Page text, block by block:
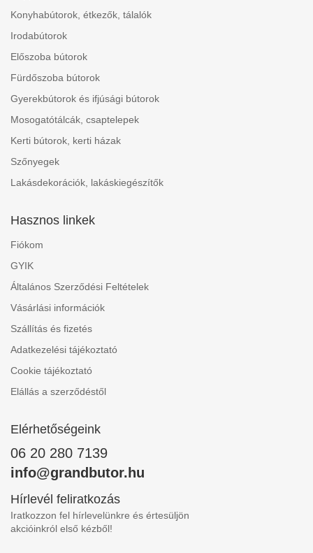
Konyhabútorok, étkezők, tálalók
Irodabútorok
Előszoba bútorok
Fürdőszoba bútorok
Gyerekbútorok és ifjúsági bútorok
Mosogatótálcák, csaptelepek
Kerti bútorok, kerti házak
Szőnyegek
Lakásdekorációk, lakáskiegészítők
Hasznos linkek
Fiókom
GYIK
Általános Szerződési Feltételek
Vásárlási információk
Szállítás és fizetés
Adatkezelési tájékoztató
Cookie tájékoztató
Elállás a szerződéstől
Elérhetőségeink
06 20 280 7139
info@grandbutor.hu
Hírlevél feliratkozás
Iratkozzon fel hírlevelünkre és értesüljön
akcióinkról első kézből!